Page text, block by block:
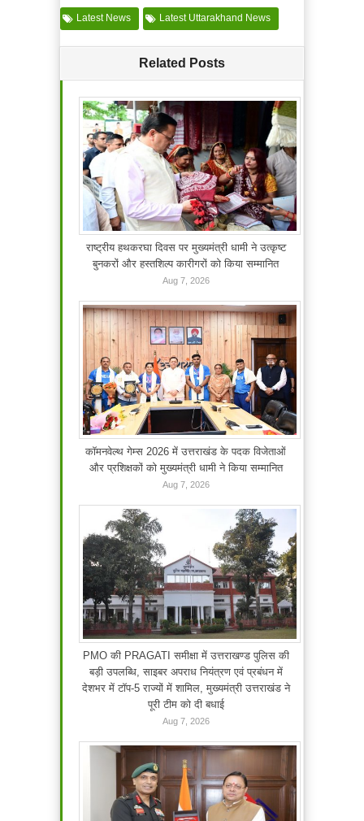
Latest News Latest Uttarakhand News
Related Posts
राष्ट्रीय हथकरघा दिवस पर मुख्यमंत्री धामी ने उत्कृष्ट
बुनकरों और हस्तशिल्प कारीगरों को किया सम्मानित
Aug 7, 2026
कॉमनवेल्थ गेम्स 2026 में उत्तराखंड के पदक विजेताओं
और प्रशिक्षकों को मुख्यमंत्री धामी ने किया सम्मानित
Aug 7, 2026
PMO की PRAGATI समीक्षा में उत्तराखण्ड पुलिस की
बड़ी उपलब्धि, साइबर अपराध नियंत्रण एवं प्रबंधन में
देशभर में टॉप-5 राज्यों में शामिल, मुख्यमंत्री उत्तराखंड ने
पूरी टीम को दी बधाई
Aug 7, 2026